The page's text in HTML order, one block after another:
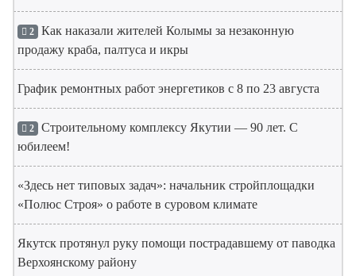
2 Как наказали жителей Колымы за незаконную
продажу краба, палтуса и икры
График ремонтных работ энергетиков с 8 по 23 августа
2 Строительному комплексу Якутии — 90 лет. С
юбилеем!
«Здесь нет типовых задач»: начальник стройплощадки
«Полюс Строя» о работе в суровом климате
Якутск протянул руку помощи пострадавшему от паводка
Верхоянскому району